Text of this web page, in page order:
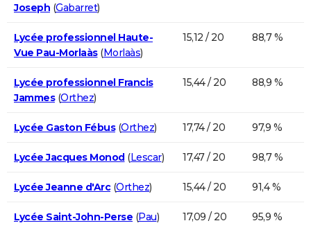
Joseph (Gabarret)
Lycée professionnel Haute-
Vue Pau-Morlaàs(Morlaàs)
15,12 / 20 88,7 %
Lycée professionnel Francis
Jammes(Orthez)
15,44 / 20 88,9 %
Lycée Gaston Fébus(Orthez) 17,74 / 20 97,9 %
Lycée Jacques Monod(Lescar) 17,47 / 20 98,7 %
Lycée Jeanne d'Arc(Orthez) 15,44 / 20 91,4 %
Lycée Saint-John-Perse (Pau) 17,09 / 20 95,9 %